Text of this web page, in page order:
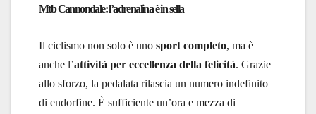
Mtb Cannondale: l’adrenalina è in sella
Il ciclismo non solo è uno sport completo, ma è
anche l’attività per eccellenza della felicità. Grazie
allo sforzo, la pedalata rilascia un numero indefinito
di endorfine. È sufficiente un’ora e mezza di